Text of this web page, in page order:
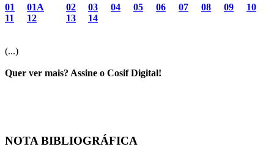
01
01A 02 03 04 05 06 07 08 09
10
11
12 13 14
(...)
Quer ver mais? Assine o Cosif Digital!
NOTA BIBLIOGRÁFICA